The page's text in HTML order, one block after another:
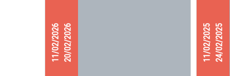
11/02/202620/02/2026 11/02/202524/02/2025